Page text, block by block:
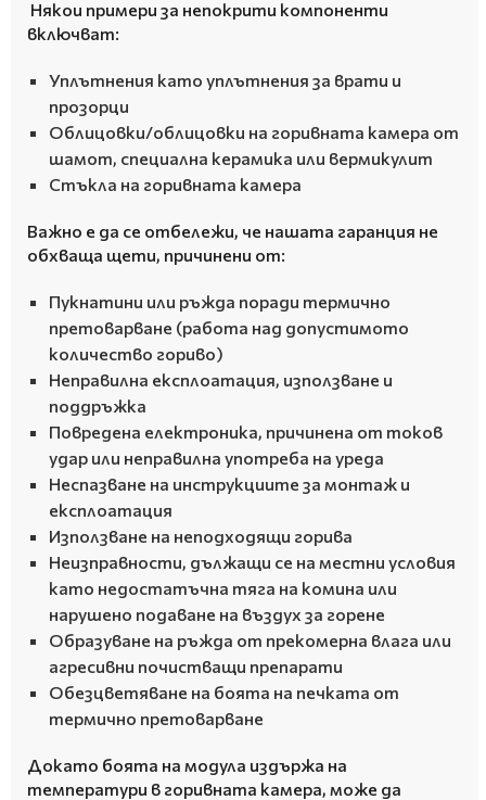
Някои примери за непокрити компоненти
включват:
Уплътнения като уплътнения за врати и
прозорци
Облицовки/облицовки на горивната камера от
шамот, специална керамика или вермикулит
Стъкла на горивната камера
Важно е да се отбележи, че нашата гаранция не
обхваща щети, причинени от:
Пукнатини или ръжда поради термично
претоварване (работа над допустимото
количество гориво)
Неправилна експлоатация, използване и
поддръжка
Повредена електроника, причинена от токов
удар или неправилна употреба на уреда
Неспазване на инструкциите за монтаж и
експлоатация
Използване на неподходящи горива
Неизправности, дължащи се на местни условия
като недостатъчна тяга на комина или
нарушено подаване на въздух за горене
Образуване на ръжда от прекомерна влага или
агресивни почистващи препарати
Обезцветяване на боята на печката от
термично претоварване
Докато боята на модула издържа на
температури в горивната камера, може да